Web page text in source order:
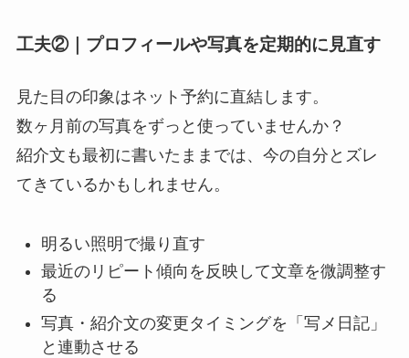
工夫②｜プロフィールや写真を定期的に見直す
見た目の印象はネット予約に直結します。
数ヶ月前の写真をずっと使っていませんか？
紹介文も最初に書いたままでは、今の自分とズレ
てきているかもしれません。
明るい照明で撮り直す
最近のリピート傾向を反映して文章を微調整す
る
写真・紹介文の変更タイミングを「写メ日記」
と連動させる